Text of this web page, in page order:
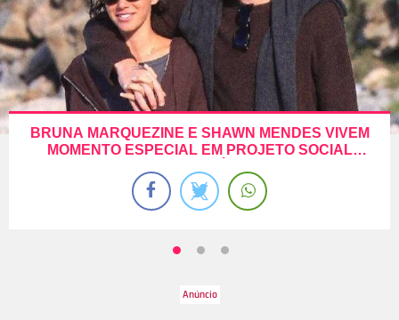
BRUNA MARQUEZINE E SHAWN MENDES VIVEM
MOMENTO ESPECIAL EM PROJETO SOCIAL